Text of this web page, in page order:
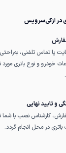
در ازکی‌سرویس
یا تماس تلفنی،
خودرو و نوع باتری مورد
و تایید نهایی
کارشناس نصب با
باتری در محل انجام گردد.